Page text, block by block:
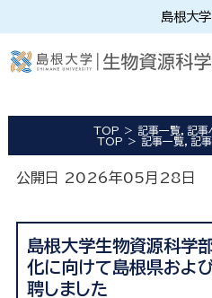
島根大
TOP 記事一覧，記事
TOP
記事一覧，記
公開日 2026年05月28日
島根大学生物資源科学
化に向けて島根県およ
聘しました